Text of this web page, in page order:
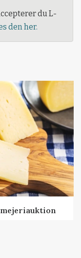
du L-
den her.